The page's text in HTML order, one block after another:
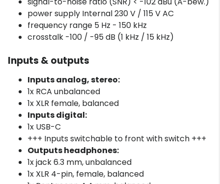
power supply Internal 230 V / 115 V AC
frequency range 5 Hz - 150 kHz
crosstalk -100 / -95 dB (1 kHz / 15 kHz)
Inputs & outputs
Inputs analog, stereo:
1x RCA unbalanced
1x XLR female, balanced
Inputs digital:
1x USB-C
+++ Inputs switchable to front with switch +++
Outputs headphones:
1x jack 6.3 mm, unbalanced
1x XLR 4-pin, female, balanced